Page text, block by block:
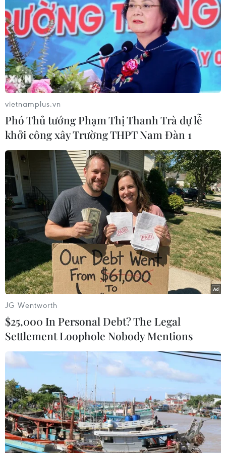
thương khiến 3 nhân viên y tế thiệt
mạng
25/01/2026 02:21
Xem thêm
CƠ QUAN CHỦ QUẢN: THÔNG TẤN XÃ VIỆT NAM
Tổng Biên tập: TRẦN TIẾN DUẨN
Phó Tổng Biên tập: NGUYỄN THỊ TÁM, KHÚC THANH
THỦY
Sở hữu trí tuệ
Quy định sử dụng
RSS
Hỗ trợ
Ngôn ngữ
TTXVN
Dịch vụ tin
Quảng cáo
Liên hệ
Giấy phép số: 1374/GP-BTTTT do Bộ Thông tin và Truyền thông
cấp ngày 11/9/2008.
Quảng cáo: Phó TBT Nguyễn Thị Tám: 093.5958688, Email:
tamvna@gmail.com
Điện thoại: (024) 39411349 - (024) 39411348, Fax: (024)
39411348
Email:vietnamplus2008@gmail.com
© Bản quyền thuộc về VietnamPlus, TTXVN. Cấm sao chép dưới
mọi hình thức nếu không có sự chấp thuận bằng văn bản.
vietnamplus.vn
Phó Thủ tướng Phạm Thị Thanh Trà dự lễ
khởi công xây Trường THPT Nam Đàn 1
JG Wentworth
$25,000 In Personal Debt? The Legal
Settlement Loophole Nobody Mentions